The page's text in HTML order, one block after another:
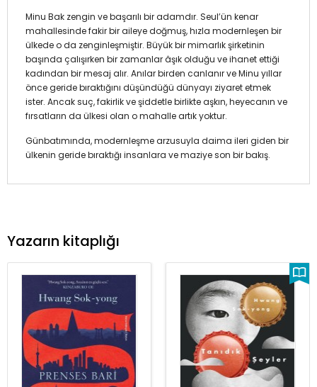
Minu Bak zengin ve başarılı bir adamdır. Seul’ün kenar
mahallesinde fakir bir aileye doğmuş, hızla modernleşen bir
ülkede o da zenginleşmiştir. Büyük bir mimarlık şirketinin
başında çalışırken bir zamanlar âşık olduğu ve ihanet ettiği
kadından bir mesaj alır. Anılar birden canlanır ve Minu yıllar
önce geride bıraktığını düşündüğü dünyayı ziyaret etmek
ister. Ancak suç, fakirlik ve şiddetle birlikte aşkın, heyecanın ve
fırsatların da ülkesi olan o mahalle artık yoktur.
Günbatımında, modernleşme arzusuyla daima ileri giden bir
ülkenin geride bıraktığı insanlara ve maziye son bir bakış.
Yazarın kitaplığı